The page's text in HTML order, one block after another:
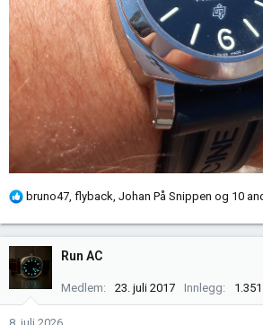
R
k
s
j
n
bruno47 flyback Johan På Snippen og 10
Run AC
Medlem 23. juli 2017 Innlegg 1.351